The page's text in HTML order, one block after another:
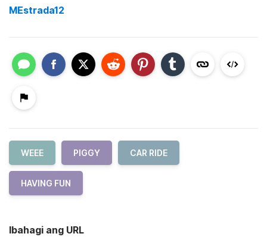
MEstrada12
WEEE PIGGY CAR RIDE
HAVING FUN
Ibahagi ang URL